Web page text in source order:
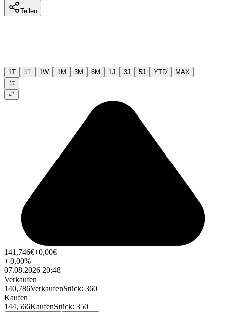
Teilen
1T 3T 1W 1M 3M 6M 1J 3J 5J YTD MAX
141,746€+0,00€
+0,00%
07.08.2026 20:48
Verkaufen
140,786VerkaufenStück: 360
Kaufen
144,566KaufenStück: 350